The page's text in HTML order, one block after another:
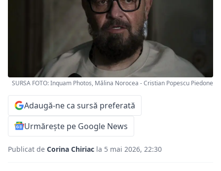
SURSA FOTO: Inquam Photos, Mălina Norocea - Cristian Popescu Piedone
Adaugă-ne ca sursă preferată
Urmărește pe Google News
Publicat de Corina Chiriac la 5 mai 2026, 22:30